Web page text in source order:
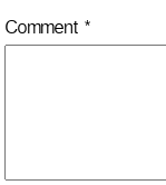
Comment *